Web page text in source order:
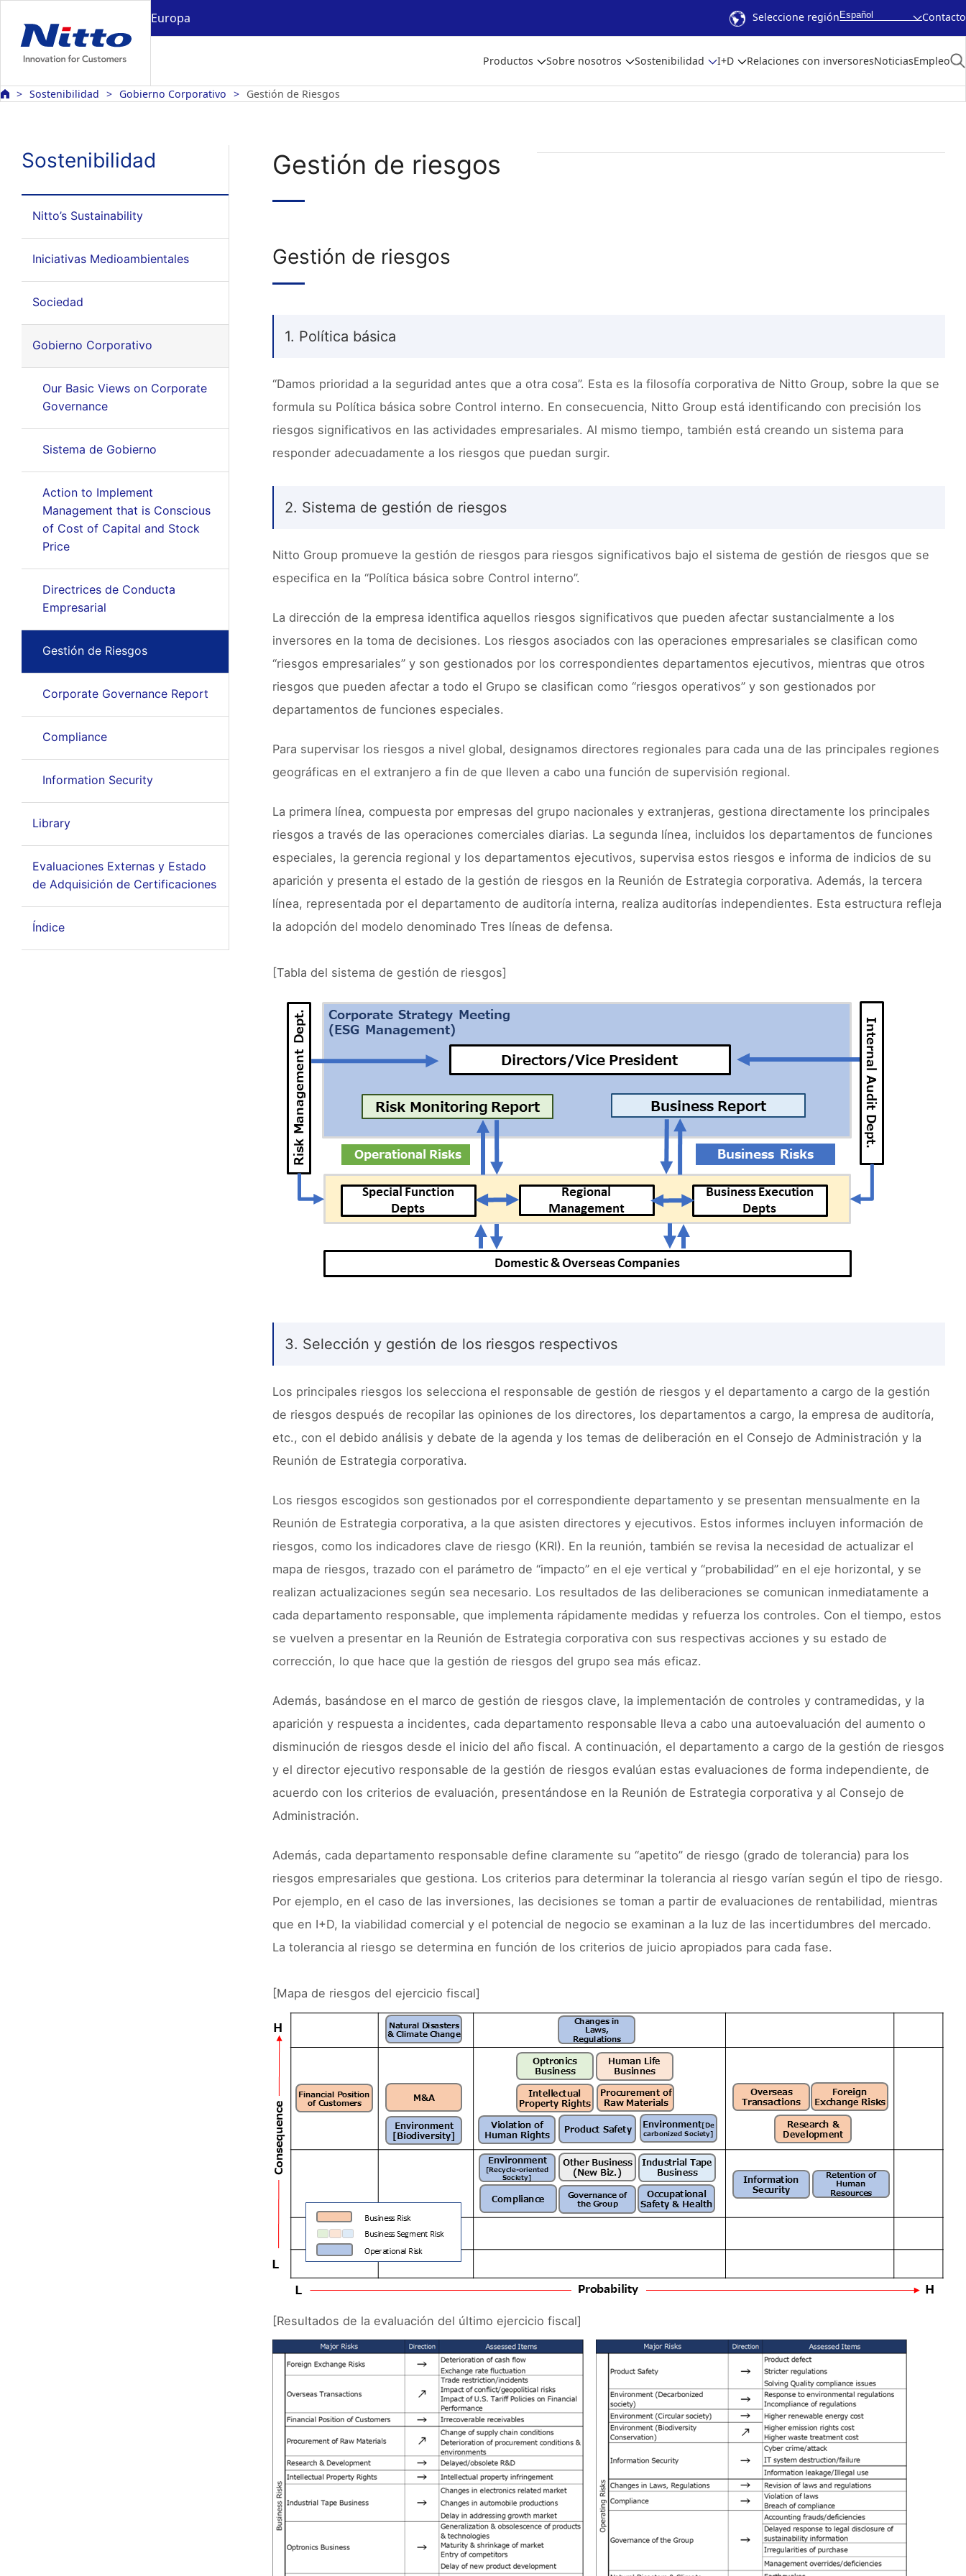
Europa Seleccione región Español Contacto
Productos Sobre nosotros Sostenibilidad I+D Relaciones con inversoresNoticiasEmpleo
Sostenibilidad Gobierno Corporativo Gestión de Riesgos
Sostenibilidad
Nitto’s Sustainability
Iniciativas Medioambientales
Sociedad
Gobierno Corporativo
Our Basic Views on Corporate
Governance
Sistema de Gobierno
Action to Implement
Management that is Conscious
of Cost of Capital and Stock
Price
Directrices de Conducta
Empresarial
Gestión de Riesgos
Corporate Governance Report
Compliance
Information Security
Library
Evaluaciones Externas y Estado
de Adquisición de Certificaciones
Índice
Gestión de riesgos
Gestión de riesgos
1. Política básica
“Damos prioridad a la seguridad antes que a otra cosa”. Esta es la filosofía corporativa de Nitto Group, sobre la que se
formula su Política básica sobre Control interno. En consecuencia, Nitto Group está identificando con precisión los
riesgos significativos en las actividades empresariales. Al mismo tiempo, también está creando un sistema para
responder adecuadamente a los riesgos que puedan surgir.
2. Sistema de gestión de riesgos
Nitto Group promueve la gestión de riesgos para riesgos significativos bajo el sistema de gestión de riesgos que se
especifica en la “Política básica sobre Control interno”.
La dirección de la empresa identifica aquellos riesgos significativos que pueden afectar sustancialmente a los
inversores en la toma de decisiones. Los riesgos asociados con las operaciones empresariales se clasifican como
“riesgos empresariales” y son gestionados por los correspondientes departamentos ejecutivos, mientras que otros
riesgos que pueden afectar a todo el Grupo se clasifican como “riesgos operativos” y son gestionados por
departamentos de funciones especiales.
Para supervisar los riesgos a nivel global, designamos directores regionales para cada una de las principales regiones
geográficas en el extranjero a fin de que lleven a cabo una función de supervisión regional.
La primera línea, compuesta por empresas del grupo nacionales y extranjeras, gestiona directamente los principales
riesgos a través de las operaciones comerciales diarias. La segunda línea, incluidos los departamentos de funciones
especiales, la gerencia regional y los departamentos ejecutivos, supervisa estos riesgos e informa de indicios de su
aparición y presenta el estado de la gestión de riesgos en la Reunión de Estrategia corporativa. Además, la tercera
línea, representada por el departamento de auditoría interna, realiza auditorías independientes. Esta estructura refleja
la adopción del modelo denominado Tres líneas de defensa.
[Tabla del sistema de gestión de riesgos]
3. Selección y gestión de los riesgos respectivos
Los principales riesgos los selecciona el responsable de gestión de riesgos y el departamento a cargo de la gestión
de riesgos después de recopilar las opiniones de los directores, los departamentos a cargo, la empresa de auditoría,
etc., con el debido análisis y debate de la agenda y los temas de deliberación en el Consejo de Administración y la
Reunión de Estrategia corporativa.
Los riesgos escogidos son gestionados por el correspondiente departamento y se presentan mensualmente en la
Reunión de Estrategia corporativa, a la que asisten directores y ejecutivos. Estos informes incluyen información de
riesgos, como los indicadores clave de riesgo (KRI). En la reunión, también se revisa la necesidad de actualizar el
mapa de riesgos, trazado con el parámetro de “impacto” en el eje vertical y “probabilidad” en el eje horizontal, y se
realizan actualizaciones según sea necesario. Los resultados de las deliberaciones se comunican inmediatamente a
cada departamento responsable, que implementa rápidamente medidas y refuerza los controles. Con el tiempo, estos
se vuelven a presentar en la Reunión de Estrategia corporativa con sus respectivas acciones y su estado de
corrección, lo que hace que la gestión de riesgos del grupo sea más eficaz.
Además, basándose en el marco de gestión de riesgos clave, la implementación de controles y contramedidas, y la
aparición y respuesta a incidentes, cada departamento responsable lleva a cabo una autoevaluación del aumento o
disminución de riesgos desde el inicio del año fiscal. A continuación, el departamento a cargo de la gestión de riesgos
y el director ejecutivo responsable de la gestión de riesgos evalúan estas evaluaciones de forma independiente, de
acuerdo con los criterios de evaluación, presentándose en la Reunión de Estrategia corporativa y al Consejo de
Administración.
Además, cada departamento responsable define claramente su “apetito” de riesgo (grado de tolerancia) para los
riesgos empresariales que gestiona. Los criterios para determinar la tolerancia al riesgo varían según el tipo de riesgo.
Por ejemplo, en el caso de las inversiones, las decisiones se toman a partir de evaluaciones de rentabilidad, mientras
que en I+D, la viabilidad comercial y el potencial de negocio se examinan a la luz de las incertidumbres del mercado.
La tolerancia al riesgo se determina en función de los criterios de juicio apropiados para cada fase.
[Mapa de riesgos del ejercicio fiscal]
[Resultados de la evaluación del último ejercicio fiscal]